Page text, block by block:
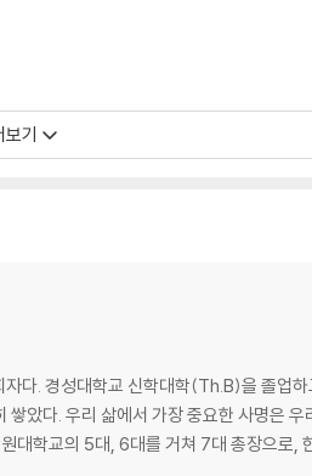
보기
다. 경성대학교 신학대학(Th.B)을 졸업
다. 우리 삶에서 가장 중요한 사명은 우
대학교의 5대, 6대를 거쳐 7대 총장으로,